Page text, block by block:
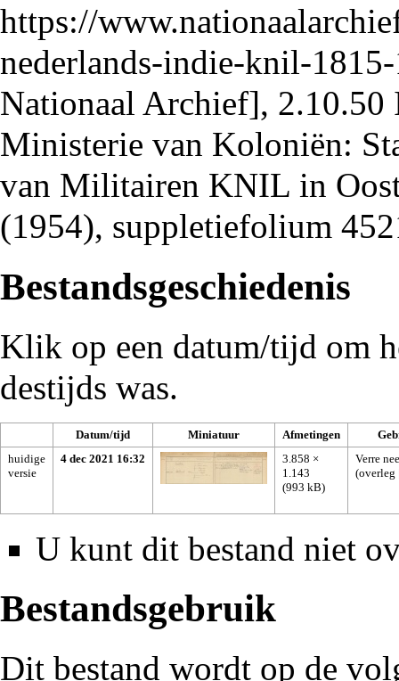
https://
nederlands-indie-knil-
Nationaal Archief], 2.10.50
Ministerie van Koloniën:
van Militairen KNIL in
(1954), suppletiefolium
Bestandsgeschiedenis
Klik op een datum/tijd om
destijds was.
Datum/tijd Miniatuur Afmetingen
huidige
versie
4 dec 2021 16:32
3.858 ×
1.143
(993 kB)
Verre
(overleg
U kunt dit bestand niet
Bestandsgebruik
Dit bestand wordt op de